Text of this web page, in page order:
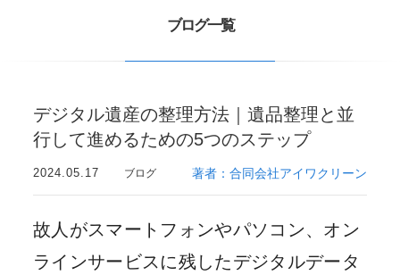
ブログ一覧
デジタル遺産の整理方法｜遺品整理と並
行して進めるための5つのステップ
2024.05.17 ブログ 著者：合同会社アイワクリーン
故人がスマートフォンやパソコン、オン
ラインサービスに残したデジタルデータ